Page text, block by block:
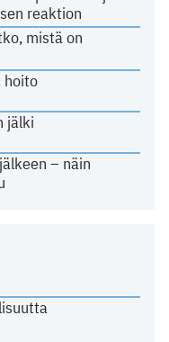
reaktion
mistä on
hoito
jälki
– näin